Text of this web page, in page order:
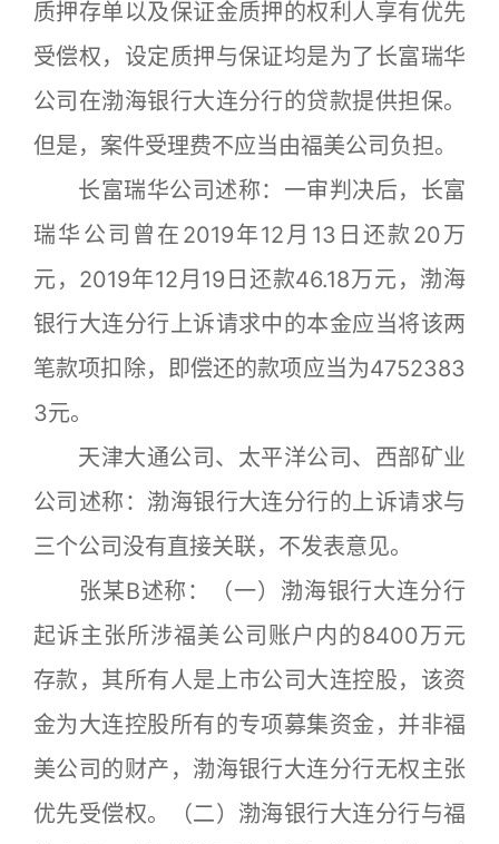
质押存单以及保证金质押的权利人享有优先
受偿权，设定质押与保证均是为了长富瑞华
公司在渤海银行大连分行的贷款提供担保。
但是，案件受理费不应当由福美公司负担。
长富瑞华公司述称：一审判决后，长富
瑞华公司曾在2019年12月13日还款20万
元，2019年12月19日还款46.18万元，渤海
银行大连分行上诉请求中的本金应当将该两
笔款项扣除，即偿还的款项应当为4752383
3元。
天津大通公司、太平洋公司、西部矿业
公司述称：渤海银行大连分行的上诉请求与
三个公司没有直接关联，不发表意见。
张某B述称：（一）渤海银行大连分行
起诉主张所涉福美公司账户内的8400万元
存款，其所有人是上市公司大连控股，该资
金为大连控股所有的专项募集资金，并非福
美公司的财产，渤海银行大连分行无权主张
优先受偿权。（二）渤海银行大连分行与福